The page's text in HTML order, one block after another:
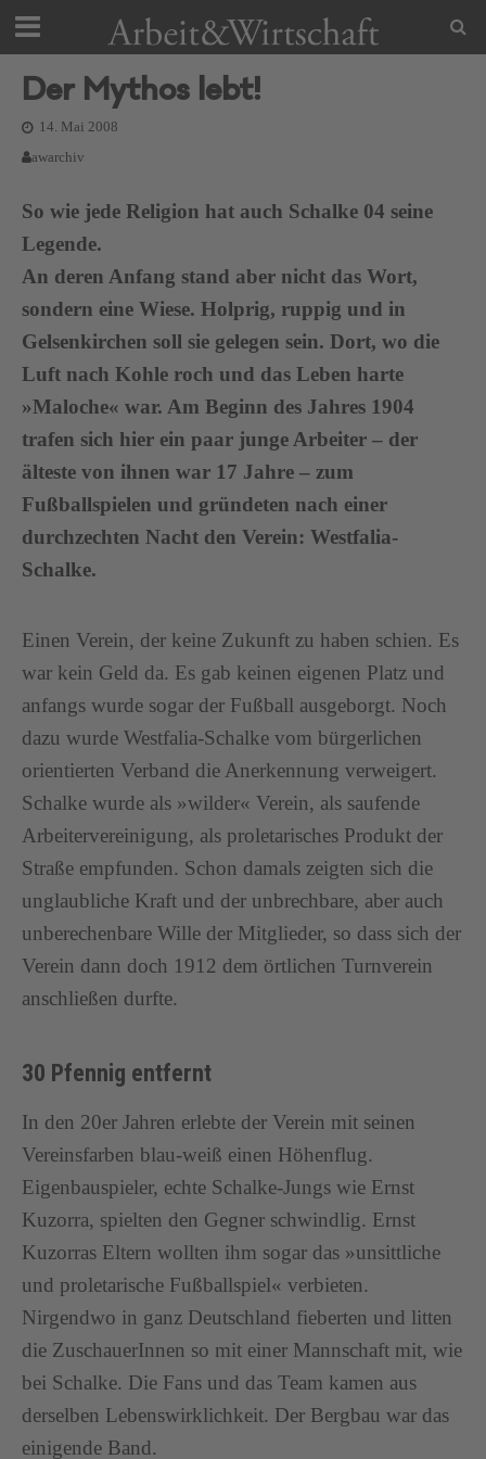
Der Mythos lebt!
14. Mai 2008
awarchiv
So wie jede Religion hat auch Schalke 04 seine
Legende.
An deren Anfang stand aber nicht das Wort,
sondern eine Wiese. Holprig, ruppig und in
Gelsenkirchen soll sie gelegen sein. Dort, wo die
Luft nach Kohle roch und das Leben harte
»Maloche« war. Am Beginn des Jahres 1904
trafen sich hier ein paar junge Arbeiter – der
älteste von ihnen war 17 Jahre – zum
Fußballspielen und gründeten nach einer
durchzechten Nacht den Verein: Westfalia-
Schalke.
Einen Verein, der keine Zukunft zu haben schien. Es
war kein Geld da. Es gab keinen eigenen Platz und
anfangs wurde sogar der Fußball ausgeborgt. Noch
dazu wurde Westfalia-Schalke vom bürgerlichen
orientierten Verband die Anerkennung verweigert.
Schalke wurde als »wilder« Verein, als saufende
Arbeitervereinigung, als proletarisches Produkt der
Straße empfunden. Schon damals zeigten sich die
unglaubliche Kraft und der unbrechbare, aber auch
unberechenbare Wille der Mitglieder, so dass sich der
Verein dann doch 1912 dem örtlichen Turnverein
anschließen durfte.
30 Pfennig entfernt
In den 20er Jahren erlebte der Verein mit seinen
Vereinsfarben blau-weiß einen Höhenflug.
Eigenbauspieler, echte Schalke-Jungs wie Ernst
Kuzorra, spielten den Gegner schwindlig. Ernst
Kuzorras Eltern wollten ihm sogar das »unsittliche
und proletarische Fußballspiel« verbieten.
Nirgendwo in ganz Deutschland fieberten und litten
die ZuschauerInnen so mit einer Mannschaft mit, wie
bei Schalke. Die Fans und das Team kamen aus
derselben Lebenswirklichkeit. Der Bergbau war das
einigende Band.